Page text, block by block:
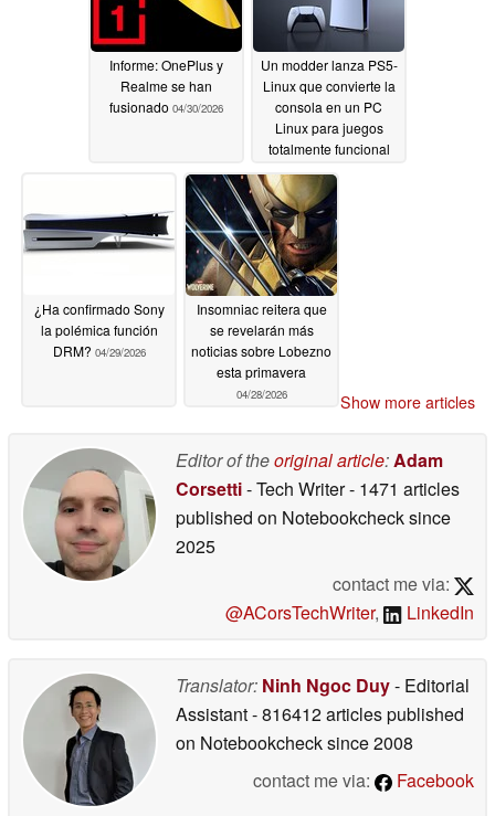
Informe: OnePlus y
Realme se han
fusionado 04/30/2026
Un modder lanza PS5-
Linux que convierte la
consola en un PC
Linux para juegos
totalmente funcional
04/29/2026
¿Ha confirmado Sony
la polémica función
DRM? 04/29/2026
Insomniac reitera que
se revelarán más
noticias sobre Lobezno
esta primavera
04/28/2026 Show more articles
Editor of theoriginal article:Adam
Corsetti- Tech Writer- 1471 articles
published on Notebookchecksince
2025
contact me via:
@ACorsTechWriter, LinkedIn
Translator: Ninh Ngoc Duy- Editorial
Assistant- 816412 articles published
on Notebookchecksince 2008
contact me via:
Facebook